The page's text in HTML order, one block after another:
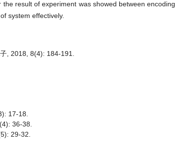
result of experiment was showed between encoding
system effectively.
, 2018, 8(4): 184-191.
17-18.
36-38.
29-32.